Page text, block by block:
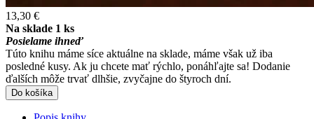
13,30 €
Na sklade 1 ks
Posielame ihneď
Túto knihu máme síce aktuálne na sklade, máme však už iba
posledné kusy. Ak ju chcete mať rýchlo, ponáhľajte sa! Dodanie
ďalších môže trvať dlhšie, zvyčajne do štyroch dní.
Do košíka